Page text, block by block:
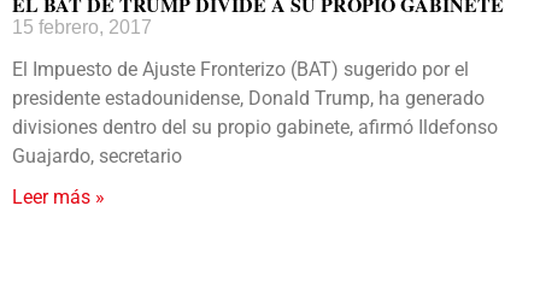
15 febrero, 2017
El Impuesto de Ajuste Fronterizo (BAT) sugerido por el
presidente estadounidense, Donald Trump, ha generado
divisiones dentro del su propio gabinete, afirmó Ildefonso
Guajardo, secretario
Leer más »